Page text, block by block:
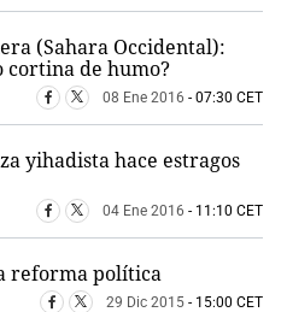
(Sahara Occidental):
de humo?
08 Ene 2016 - 07:30 CET
yihadista hace estragos
04 Ene 2016 - 11:10 CET
reforma política
29 Dic 2015 - 15:00 CET